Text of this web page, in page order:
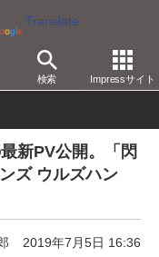
Translate
検索 Impressサイト
映画作品
新PV公開。「閃
ズ ウルズハン
2019年7月5日 16:36